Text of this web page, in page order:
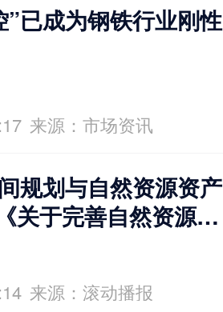
”已成为钢铁行业刚性
来源：市场资讯
规划与自然资源资产
关于完善自然资源资
来源：滚动播报